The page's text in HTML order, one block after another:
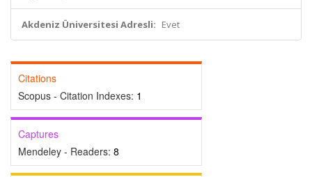
Akdeniz Üniversitesi Adresli: Evet
Citations
Scopus - Citation Indexes: 1
Captures
Mendeley - Readers: 8